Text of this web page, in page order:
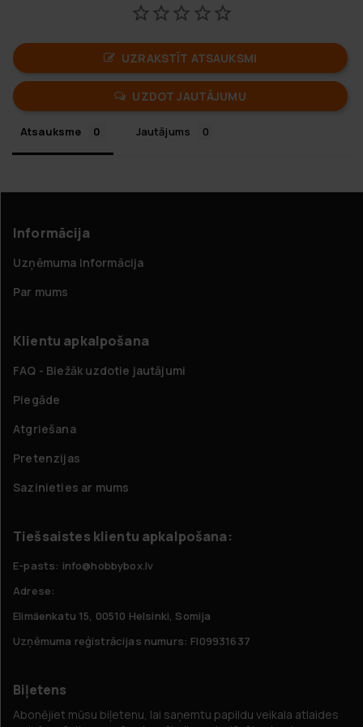
UZRAKSTĪT ATSAUKSMI
UZDOT JAUTĀJUMU
Atsauksme Jautājums
Informācija
Uzņēmuma informācija
Par mums
Klientu apkalpošana
FAQ - Biežāk uzdotie jautājumi
Piegāde
Atgriešana
Pretenzijas
Sazinieties ar mums
Tiešsaistes klientu apkalpošana:
E-pasts: info@hobbybox.lv
Adrese:
Elimäenkatu 15, 00510 Helsinki, Somija
Uzņēmuma reģistrācijas numurs: FI09931637
Biļetens
Abonējiet mūsu biļetenu, lai saņemtu papildu veikala atlaides